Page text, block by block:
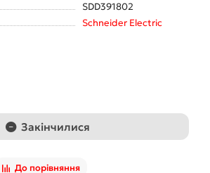
SDD391802
Schneider Electric
Закінчилися
До порівняння